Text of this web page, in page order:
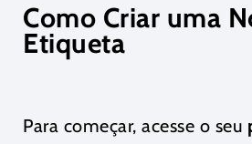
Como Criar uma
Etiqueta
Para começar, acesse o seu